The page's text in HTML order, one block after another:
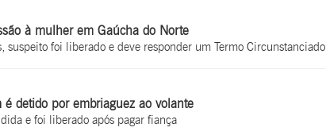
à mulher em Gaúcha do Norte
suspeito foi liberado e deve responder um Termo Circunstanciado
detido por embriaguez ao volante
e foi liberado após pagar fiança